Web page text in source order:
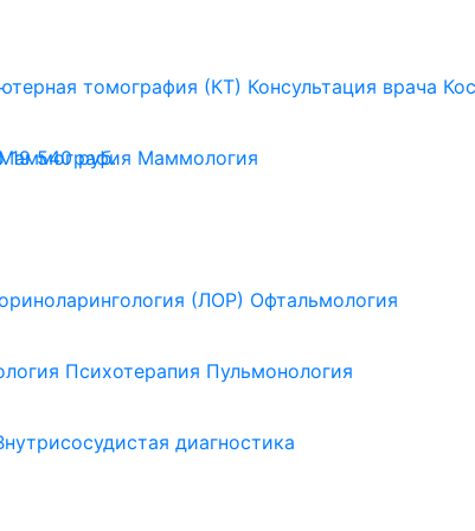
19 540 руб.
томография (КТ) Консультация врача
Маммология
(ЛОР) Офтальмология
Психотерапия Пульмонология
диагностика